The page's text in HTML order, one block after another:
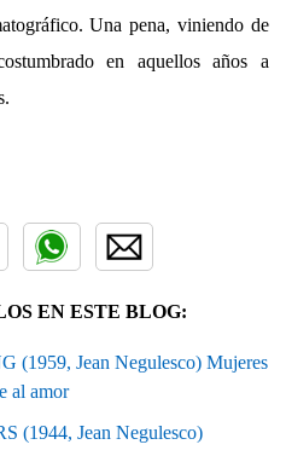
Una pena, viniendo de
en aquellos años a
EN ESTE BLOG:
Jean Negulesco) Mujeres
al amor
(1944, Jean Negulesco)